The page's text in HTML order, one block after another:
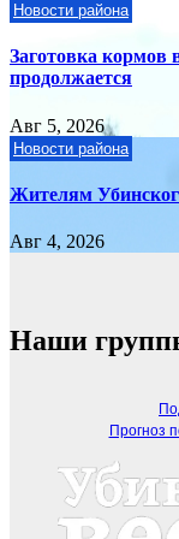
Новости района
Заготовка кормов
продолжается
Авг 5, 2026
Новости района
Жителям
Авг 4, 2026
Наши
Прогноз